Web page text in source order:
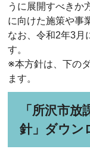
うに展開すべきか
に向けた施策や事
なお、令和2年3月
す。
※本方針は、下の
ます。
「所沢市
針」ダウン